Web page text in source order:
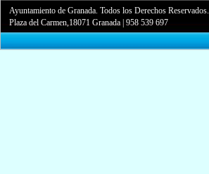
Ayuntamiento de Granada. Todos los Derechos Reservados.
Plaza del Carmen,18071 Granada |958 539 697